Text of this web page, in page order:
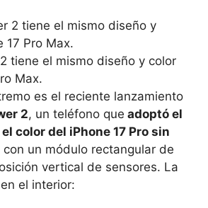
tiene el mismo diseño y color
Max.
es el reciente lanzamiento
2, un teléfono que adoptó el
color del iPhone 17 Pro sin
con un módulo rectangular de
vertical de sensores. La
el interior: